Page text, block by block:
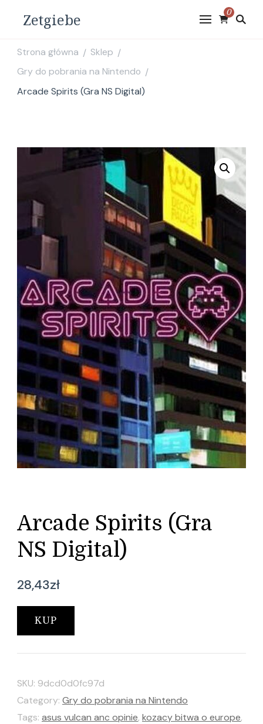
Zetgiebe 0
Strona główna / Sklep /
Gry do pobrania na Nintendo /
Arcade Spirits (Gra NS Digital)
Arcade Spirits (Gra
NS Digital)
28,43zł
KUP
SKU: 9dcd0d0fc97d
Category: Gry do pobrania na Nintendo
Tags: asus vulcan anc opinie, kozacy bitwa o europe,